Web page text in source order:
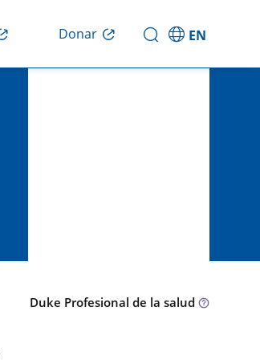
Donar EN
Duke Profesional de la salud